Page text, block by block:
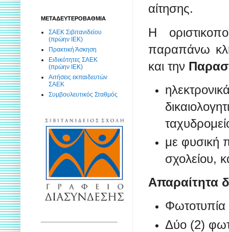
αίτησης.
Η
παραπάνω
και την
με φυσική
σχολείου,
Απαραίτητα
Φωτοτυπία
Δύο (2)
ΜΕΤΑΔΕΥΤΕΡΟΒΑΘΜΙΑ
ΣΑΕΚ Σιβιτανιδείου
(πρώην ΙΕΚ)
Πρακτική Άσκηση
Ειδικότητες ΣΑΕΚ
(πρώην ΙΕΚ)
Αιτήσεις εκπαιδευτών
ΣΑΕΚ
Συμβουλευτικός Σταθμός